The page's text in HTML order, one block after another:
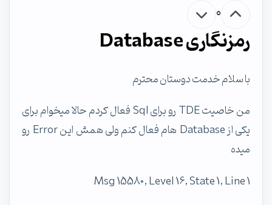
0
رمزنگاری Database
با سلام خدمت دوستان محترم
من خاصیت TDE رو برای Sql فعال کردم حالا میخوام برای
یکی از Database هام فعال کنم ولی همش این Error رو
میده
Msg 15580, Level 16, State 1, Line 1